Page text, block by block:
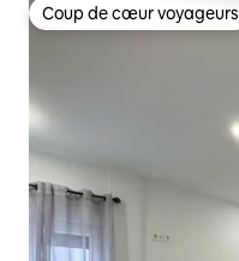
Coup de cœur voyageurs
Coup de cœur voyageurs